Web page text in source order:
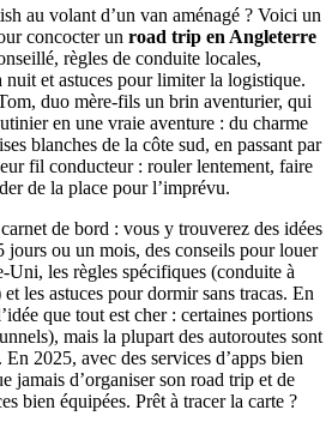
au volant d’un van aménagé ? Voici un
concocter un road trip en Angleterre
règles de conduite locales,
nuit et astuces pour limiter la logistique.
duo mère-fils un brin aventurier, qui
en une vraie aventure : du charme
blanches de la côte sud, en passant par
fil conducteur : rouler lentement, faire
de la place pour l’imprévu.
de bord : vous y trouverez des idées
jours ou un mois, des conseils pour louer
les règles spécifiques (conduite à
les astuces pour dormir sans tracas. En
que tout est cher : certaines portions
mais la plupart des autoroutes sont
2025, avec des services d’apps bien
jamais d’organiser son road trip et de
bien équipées. Prêt à tracer la carte ?